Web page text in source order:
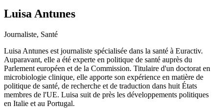
Luisa Antunes
Journaliste, Santé
Luisa Antunes est journaliste spécialisée dans la santé à Euractiv.
Auparavant, elle a été experte en politique de santé auprès du
Parlement européen et de la Commission. Titulaire d'un doctorat en
microbiologie clinique, elle apporte son expérience en matière de
politique de santé, de recherche et de traduction dans huit États
membres de l'UE. Luisa suit de près les développements politiques
en Italie et au Portugal.